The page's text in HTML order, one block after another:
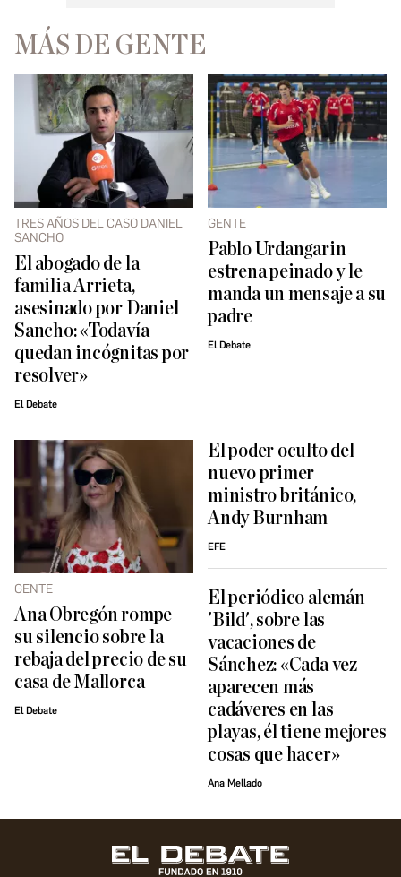
MÁS DE GENTE
TRES AÑOS DEL CASO DANIEL
SANCHO
El abogado de la
familia Arrieta,
asesinado por Daniel
Sancho: «Todavía
quedan incógnitas por
resolver»
El Debate
GENTE
Pablo Urdangarin
estrena peinado y le
manda un mensaje a su
padre
El Debate
GENTE
Ana Obregón rompe
su silencio sobre la
rebaja del precio de su
casa de Mallorca
El Debate
El poder oculto del
nuevo primer
ministro británico,
Andy Burnham
EFE
El periódico alemán
'Bild', sobre las
vacaciones de
Sánchez: «Cada vez
aparecen más
cadáveres en las
playas, él tiene mejores
cosas que hacer»
Ana Mellado